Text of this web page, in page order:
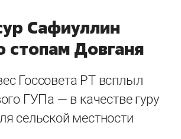
Сафиуллин
стопам Довганя
Госсовета РТ всплыл
ГУПа — в качестве гуру
сельской местности